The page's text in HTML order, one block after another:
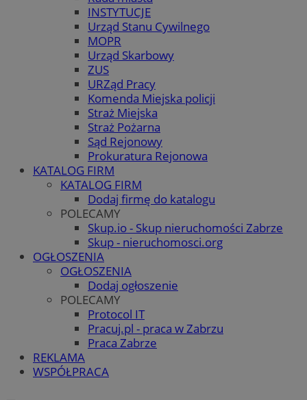
INSTYTUCJE
Urząd Stanu Cywilnego
MOPR
Urząd Skarbowy
ZUS
URZąd Pracy
Komenda Miejska policji
Straż Miejska
Straż Pożarna
Sąd Rejonowy
Prokuratura Rejonowa
KATALOG FIRM
KATALOG FIRM
Dodaj firmę do katalogu
POLECAMY
Skup.io - Skup nieruchomości Zabrze
Skup - nieruchomosci.org
OGŁOSZENIA
OGŁOSZENIA
Dodaj ogłoszenie
POLECAMY
Protocol IT
Pracuj.pl - praca w Zabrzu
Praca Zabrze
REKLAMA
WSPÓŁPRACA